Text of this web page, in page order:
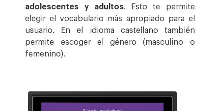
adolescentes y adultos. Esto te permite
elegir el vocabulario más apropiado para el
usuario. En el idioma castellano también
permite escoger el género (masculino o
femenino).